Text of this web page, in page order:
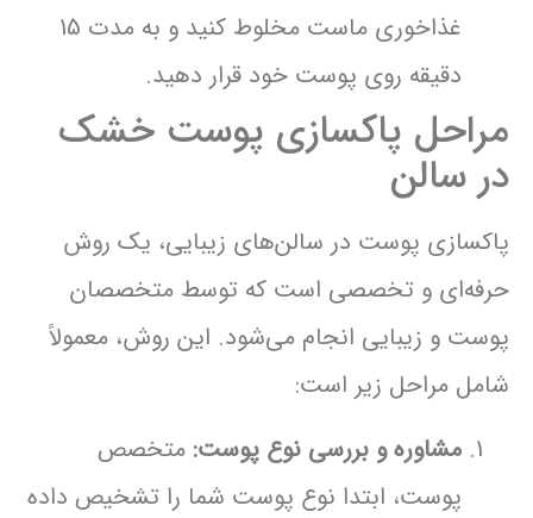
غذاخوری ماست مخلوط کنید و به مدت 15
دقیقه روی پوست خود قرار دهید.
مراحل پاکسازی پوست خشک
در سالن
پاکسازی پوست در سالن‌های زیبایی، یک روش
حرفه‌ای و تخصصی است که توسط متخصصان
پوست و زیبایی انجام می‌شود. این روش، معمولاً
شامل مراحل زیر است:
مشاوره و بررسی نوع پوست: متخصص
پوست، ابتدا نوع پوست شما را تشخیص داده